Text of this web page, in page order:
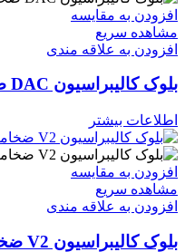
افزودن به مقایسه
مشاهده سریع
افزودن به علاقه مندی
بلوک کالیبراسیون DAC ضخامت ۱۹ میلی متر
اطلاعات بیشتر
افزودن به مقایسه
مشاهده سریع
افزودن به علاقه مندی
بلوک کالیبراسیون V2 ضخامت 12.5 میلی متر